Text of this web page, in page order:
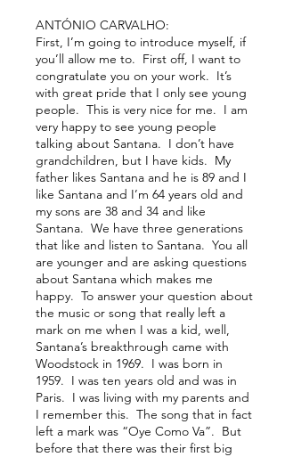
ANTÓNIO CARVALHO:
First, I’m going to introduce myself, if
you’ll allow me to. First off, I want to
congratulate you on your work. It’s
with great pride that I only see young
people. This is very nice for me. I am
very happy to see young people
talking about Santana. I don’t have
grandchildren, but I have kids. My
father likes Santana and he is 89 and I
like Santana and I’m 64 years old and
my sons are 38 and 34 and like
Santana. We have three generations
that like and listen to Santana. You all
are younger and are asking questions
about Santana which makes me
happy. To answer your question about
the music or song that really left a
mark on me when I was a kid, well,
Santana’s breakthrough came with
Woodstock in 1969. I was born in
1959. I was ten years old and was in
Paris. I was living with my parents and
I remember this. The song that in fact
left a mark was “Oye Como Va”. But
before that there was their first big